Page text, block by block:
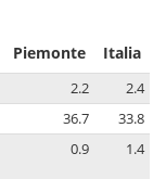
Piemonte Italia
2.2
2.4
36.7
33.8
0.9 1.4